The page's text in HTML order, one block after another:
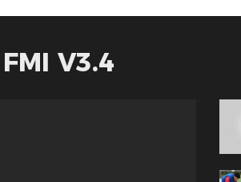
V3.4